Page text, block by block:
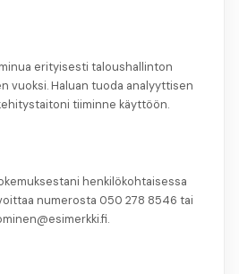
erityisesti taloushallinton
vuoksi. Haluan tuoda analyyttisen
tiiminne käyttöön.
henkilökohtaisessa
numerosta 050 278 8546 tai